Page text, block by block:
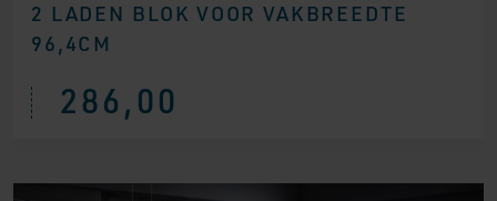
2 LADEN BLOK VOOR VAKBREEDTE
96,4CM
286,00